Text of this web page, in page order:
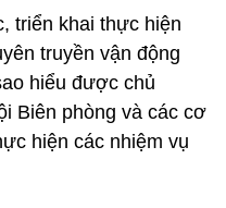
triển khai thực hiện
truyền vận động
hiểu được chủ
Biên phòng và các cơ
hiện các nhiệm vụ